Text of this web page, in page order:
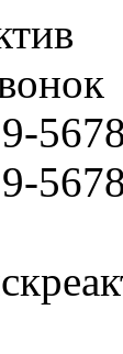
9-
9-